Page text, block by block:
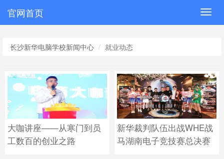
官网首页
长沙新华电脑学校新闻中心 就业动态
大咖讲座——从寒门到员
工数百的创业之路
新华裁判队伍出战WHE战
马湖南电子竞技赛总决赛